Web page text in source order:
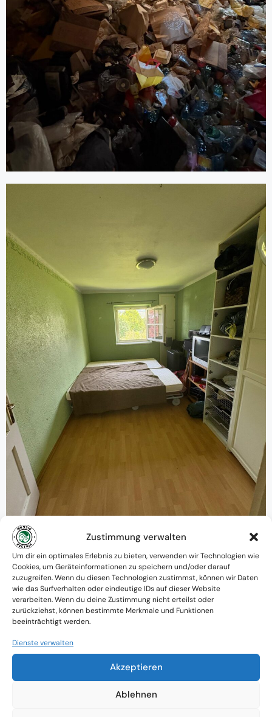
Zustimmung verwalten
Um dir ein optimales Erlebnis zu bieten, verwenden wir Technologien wie
Cookies, um Geräteinformationen zu speichern und/oder darauf
zuzugreifen. Wenn du diesen Technologien zustimmst, können wir Daten
wie das Surfverhalten oder eindeutige IDs auf dieser Website
verarbeiten. Wenn du deine Zustimmung nicht erteilst oder
zurückziehst, können bestimmte Merkmale und Funktionen
beeinträchtigt werden.
Dienste verwalten
Akzeptieren
Ablehnen
Warum MessieAustria ?
Ein Team mit psychologischem
Verständnis und praktischem Know-how
Verfügbarkeit: Österreichweit
Absolute Diskretion & keine
Zusammenarbeit mit Ämtern ohne